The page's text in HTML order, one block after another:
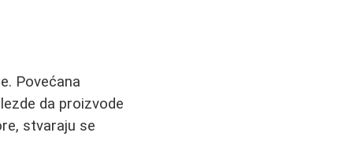
Povećana
da proizvode
stvaraju se